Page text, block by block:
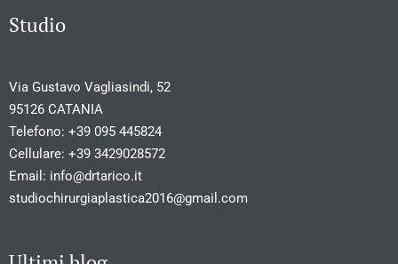
Studio
Via Gustavo Vagliasindi, 52
95126 CATANIA
Telefono: +39 095 445824
Cellulare: +39 3429028572
Email: info@drtarico.it
studiochirurgiaplastica2016@gmail.com